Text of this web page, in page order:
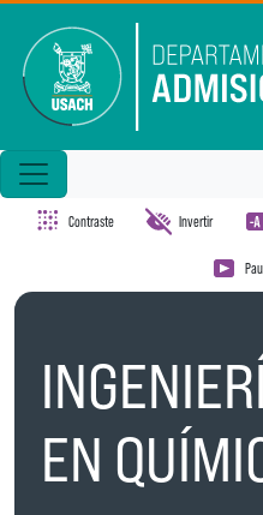
Contraste Invertir
EN